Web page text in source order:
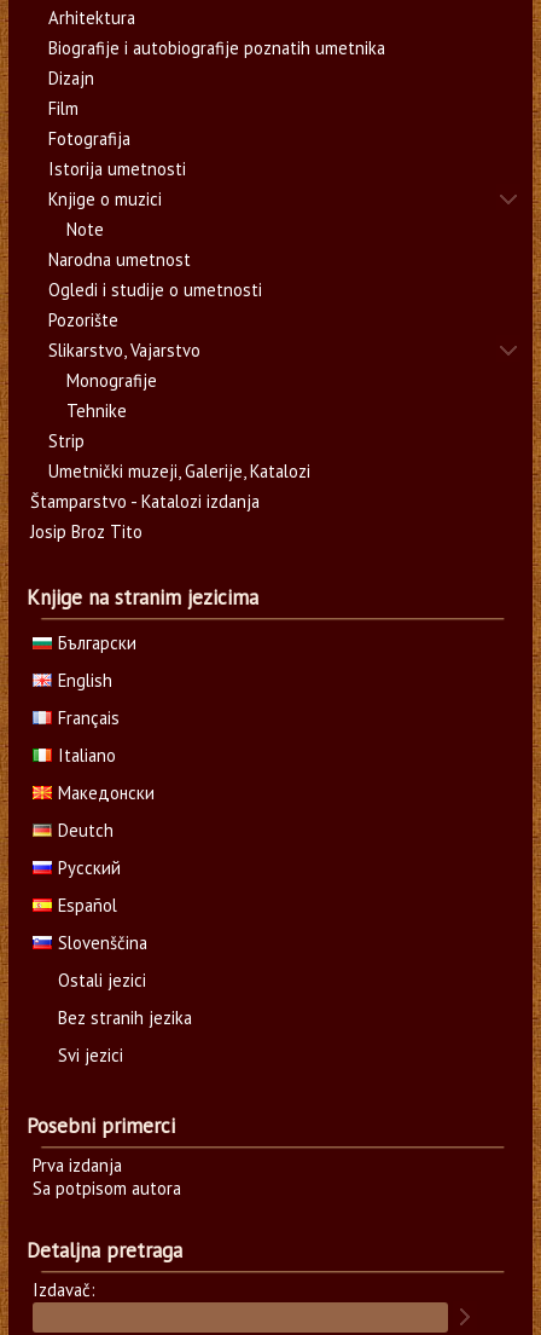
Arhitektura
Biografije i autobiografije poznatih umetnika
Dizajn
Film
Fotografija
Istorija umetnosti
Knjige o muzici
Note
Narodna umetnost
Ogledi i studije o umetnosti
Pozorište
Slikarstvo, Vajarstvo
Monografije
Tehnike
Strip
Umetnički muzeji, Galerije, Katalozi
Štamparstvo - Katalozi izdanja
Josip Broz Tito
Knjige na stranim jezicima
Български
English
Français
Italiano
Македонски
Deutch
Русский
Español
Slovenščina
Ostali jezici
Bez stranih jezika
Svi jezici
Posebni primerci
Prva izdanja
Sa potpisom autora
Detaljna pretraga
Izdavač: